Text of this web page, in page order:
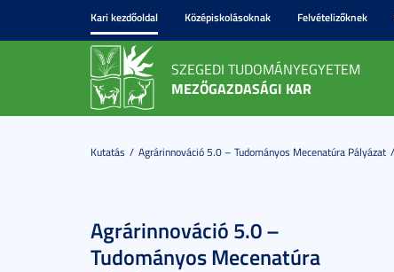
Kari kezdőoldal Középiskolásoknak Felvételizőknek
SZEGEDI TUDOMÁNYEGYETEM
MEZŐGAZDASÁGI KAR
Kutatás Agrárinnováció 5.0 – Tudományos Mecenatúra Pályázat
Agrárinnováció 5.0 –
Tudományos Mecenatúra